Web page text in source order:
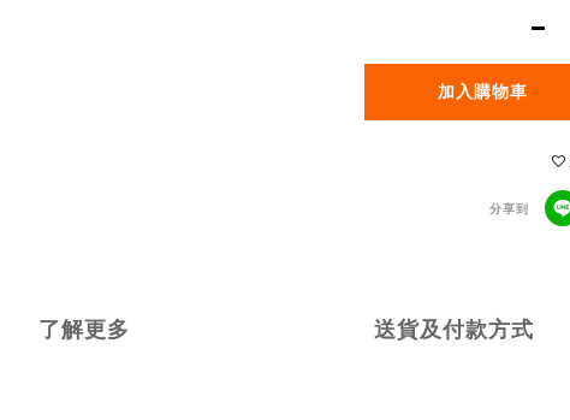
加入購物車
分享到
了解更多 送貨及付款方式